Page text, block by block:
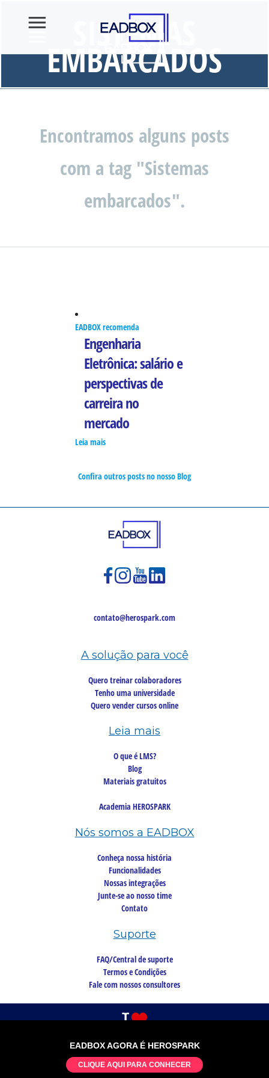
EADBOX AGORA É HEROSPARK
CLIQUE AQUI PARA CONHECER
SISTEMAS
EMBARCADOS
Encontramos alguns posts
com a tag "Sistemas
embarcados".
EADBOX recomenda
Engenharia
Eletrônica: salário e
perspectivas de
carreira no
mercado
Leia mais
Confira outros posts no nosso Blog
contato@herospark.com
A solução para você
Quero treinar colaboradores
Tenho uma universidade
Quero vender cursos online
Leia mais
O que é LMS?
Blog
Materiais gratuitos
Academia HEROSPARK
Nós somos a EADBOX
Conheça nossa história
Funcionalidades
Nossas integrações
Junte-se ao nosso time
Contato
Suporte
FAQ/Central de suporte
Termos e Condições
Fale com nossos consultores
©2026 Copyright, todos os direitos reservados